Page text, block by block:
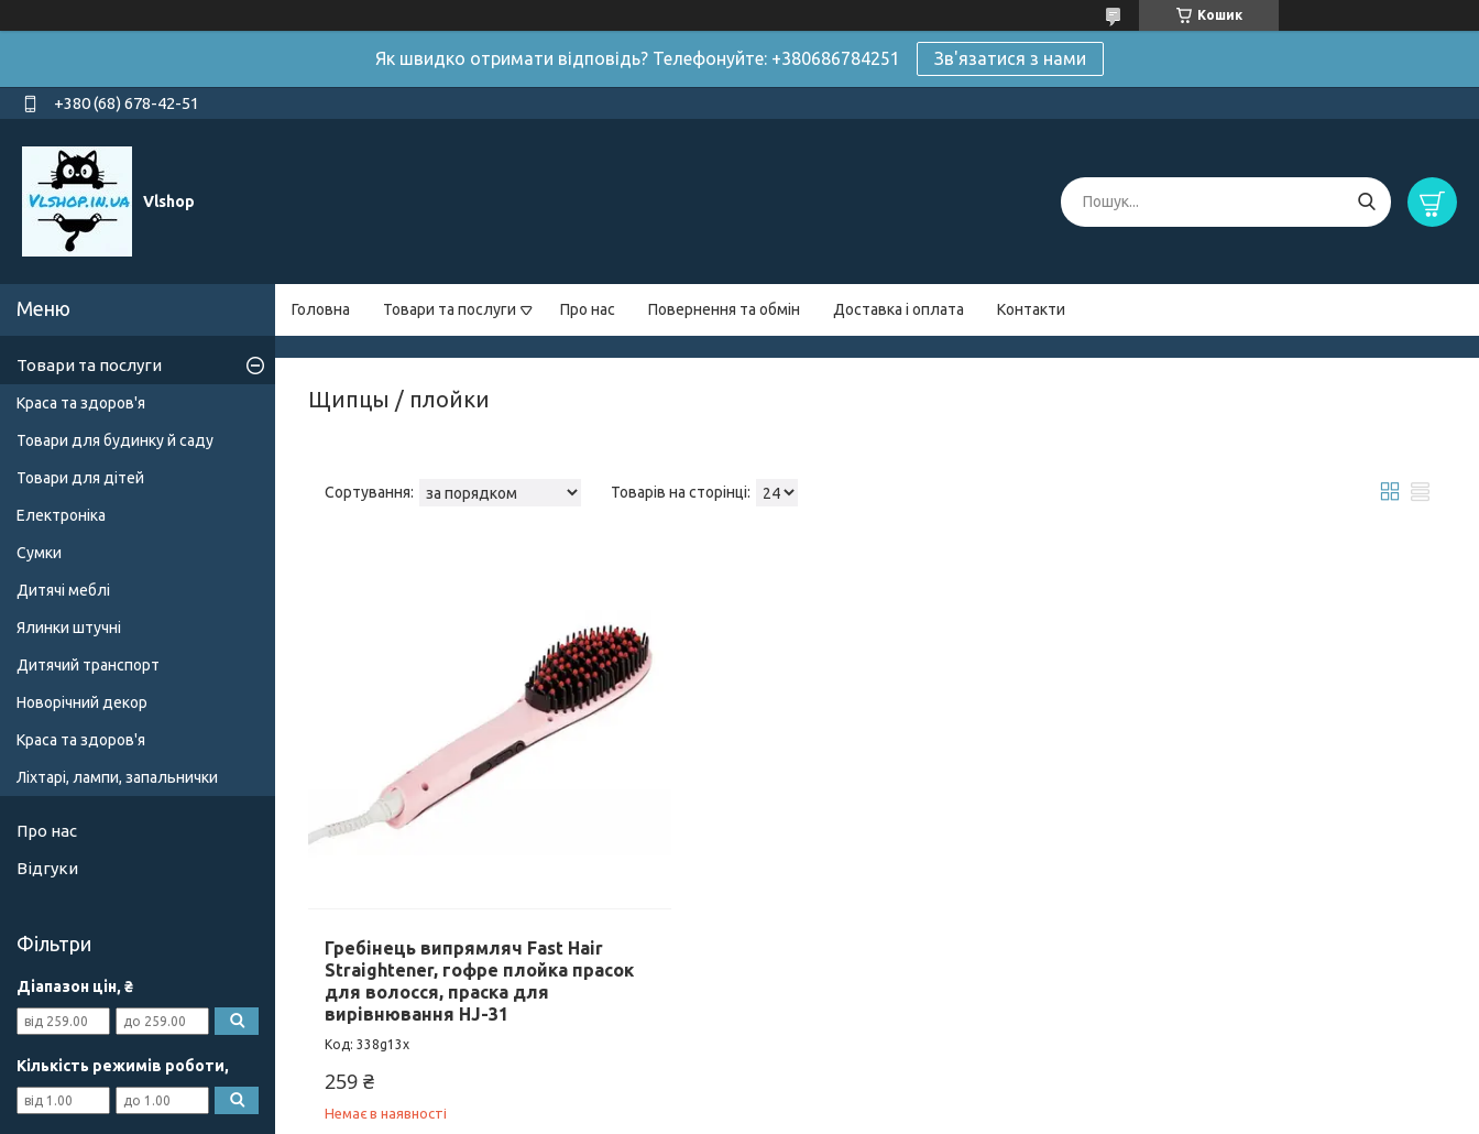
Кошик
Як швидко отримати відповідь? Телефонуйте: +380686784251 Зв'язатися з нами
+380 (68) 678-42-51
Vlshop
Головна Товари та послуги Про нас Повернення та обмін Доставка і оплата Контакти
Щипцы / плойки
Гребінець випрямляч Fast Hair
Straightener, гофре плойка прасок
для волосся, праска для
вирівнювання HJ-31
338g13x
259 ₴
Немає в наявності
Товари та послуги
Краса та здоров'я
Товари для будинку й саду
Товари для дітей
Електроніка
Сумки
Дитячі меблі
Ялинки штучні
Дитячий транспорт
Новорічний декор
Краса та здоров'я
Ліхтарі, лампи, запальнички
Про нас
Відгуки
Фільтри
Діапазон цін, ₴
Кількість режимів роботи,